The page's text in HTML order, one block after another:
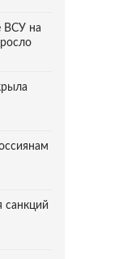
ВСУ на
санкций